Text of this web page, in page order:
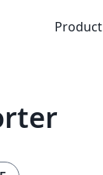
Product